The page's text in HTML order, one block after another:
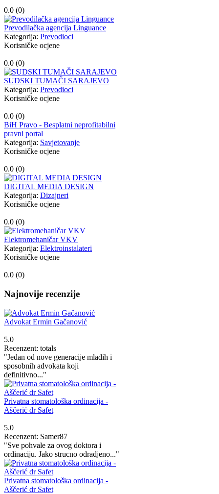
0.0 (0)
Prevodilačka agencija Linguance
Kategorija: Prevodioci
Korisničke ocjene
0.0 (0)
SUDSKI TUMAČI SARAJEVO
Kategorija: Prevodioci
Korisničke ocjene
0.0 (0)
BiH Pravo - Besplatni neprofitabilni
pravni portal
Kategorija: Savjetovanje
Korisničke ocjene
0.0 (0)
DIGITAL MEDIA DESIGN
Kategorija: Dizajneri
Korisničke ocjene
0.0 (0)
Elektromehaničar VKV
Kategorija: Elektroinstalateri
Korisničke ocjene
0.0 (0)
Najnovije recenzije
Advokat Ermin Gačanović
5.0
Recenzent: totals
"Jedan od nove generacije mladih i
sposobnih advokata koji
definitivno..."
Privatna stomatološka ordinacija -
Aščerić dr Safet
5.0
Recenzent: Samer87
"Sve pohvale za ovog doktora i
ordinaciju. Jako strucno odradjeno..."
Privatna stomatološka ordinacija -
Aščerić dr Safet